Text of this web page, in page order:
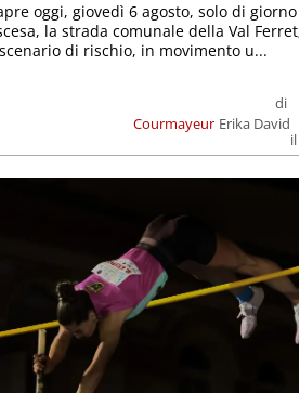
Courmayeur
di
Erika David
oggi, giovedì 6 agosto, solo di
la strada comunale della Val
di rischio, in movimento u...